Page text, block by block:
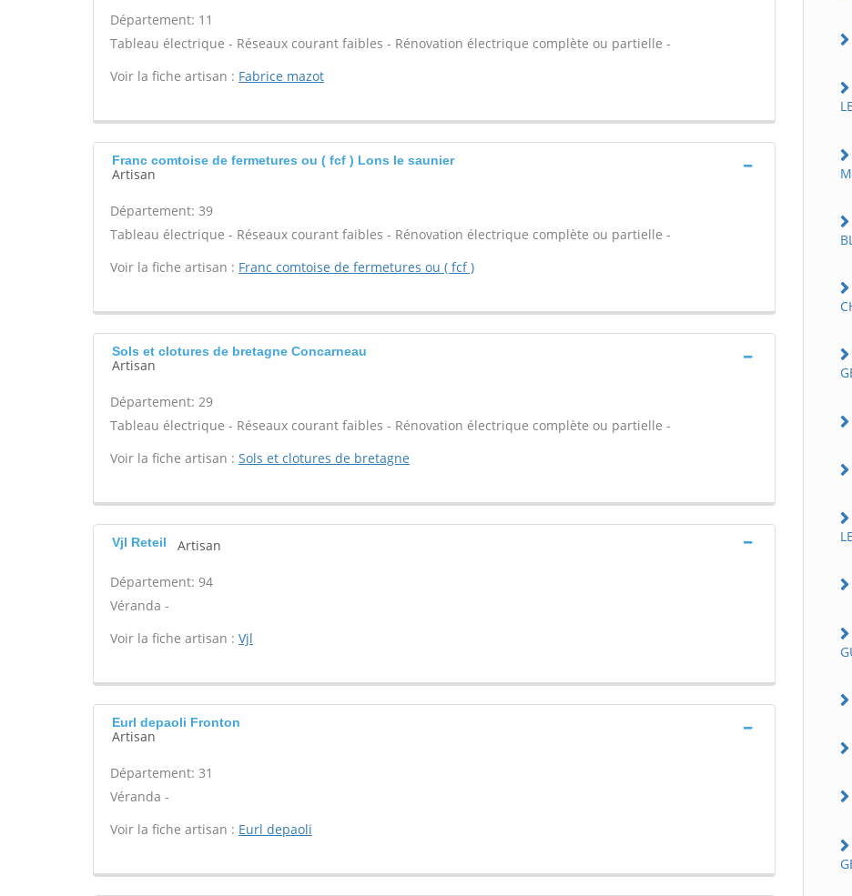
Département: 11
Tableau électrique - Réseaux courant faibles - Rénovation électrique complète ou partielle -
Voir la fiche artisan : Fabrice mazot
Franc comtoise de fermetures ou ( fcf ) Lons le saunier
Artisan
Département: 39
Tableau électrique - Réseaux courant faibles - Rénovation électrique complète ou partielle -
Voir la fiche artisan : Franc comtoise de fermetures ou ( fcf )
Sols et clotures de bretagne Concarneau
Artisan
Département: 29
Tableau électrique - Réseaux courant faibles - Rénovation électrique complète ou partielle -
Voir la fiche artisan : Sols et clotures de bretagne
Vjl Reteil Artisan
Département: 94
Véranda -
Voir la fiche artisan : Vjl
Eurl depaoli Fronton
Artisan
Département: 31
Véranda -
Voir la fiche artisan : Eurl depaoli